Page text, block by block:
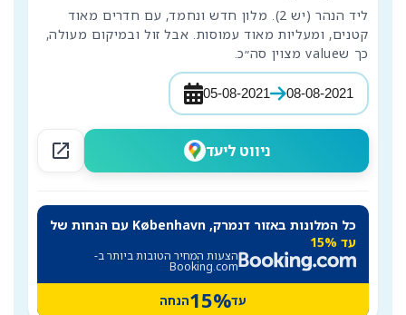
כך שvalue מצוין סה״כ.
05-08-2021 08-08-2021
open_in_new ניווט ליעד
כל המלונות באזור דנמרק, København עם הנחות של
עד 15%
הצעות המחיר הטובות ביותר ב-
Booking.com
עד15%הנחה